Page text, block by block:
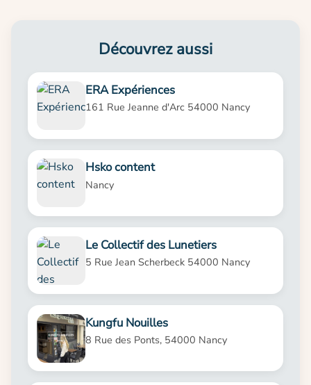
Découvrez aussi
ERA Expériences
161 Rue Jeanne d'Arc 54000 Nancy
Hsko content
Nancy
Le Collectif des Lunetiers
5 Rue Jean Scherbeck 54000 Nancy
Kungfu Nouilles
8 Rue des Ponts, 54000 Nancy